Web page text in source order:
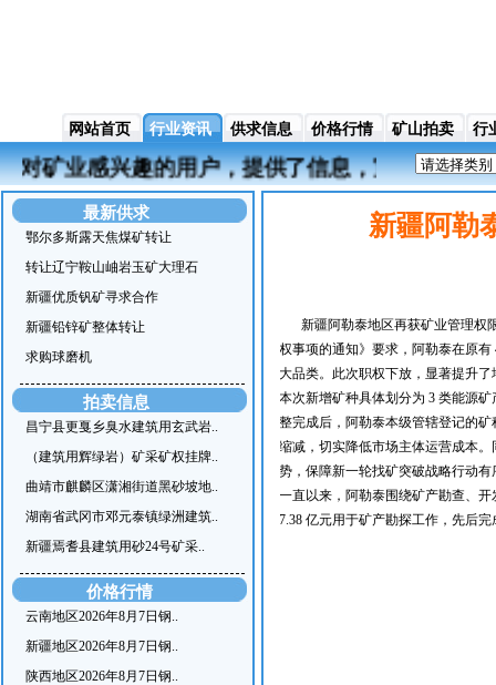
网站首页 行业资讯 供求信息 价格行情 矿山拍卖 行
矿业感兴趣的用户，提供了信息，宣传，贸易
最新供求
鄂尔多斯露天焦煤矿转让
转让辽宁鞍山岫岩玉矿大理石
新疆优质钒矿寻求合作
新疆铅锌矿整体转让
求购球磨机
拍卖信息
昌宁县更戛乡臭水建筑用玄武岩..
（建筑用辉绿岩）矿采矿权挂牌..
曲靖市麒麟区潇湘街道黑砂坡地..
湖南省武冈市邓元泰镇绿洲建筑..
新疆焉耆县建筑用砂24号矿采..
价格行情
云南地区2026年8月7日钢..
新疆地区2026年8月7日钢..
陕西地区2026年8月7日钢..
新疆阿勒
新疆阿勒泰地区再获矿业管理权
权事项的通知》要求，阿勒泰在原
大品类。此次职权下放，显著提升
本次新增矿种具体划分为 3 类能源
整完成后，阿勒泰本级管辖登记的
缩减，切实降低市场主体运营成本
势，保障新一轮找矿突破战略行动
一直以来，阿勒泰围绕矿产勘查、
7.38 亿元用于矿产勘探工作，先后